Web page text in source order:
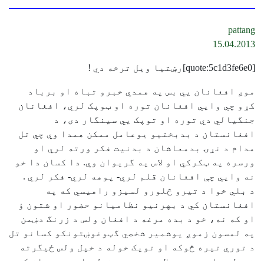
pattang
15.04.2013
[quote:5c1d3fe6e0]رښتيا ويل ترخه دي !
موږ افغانان يي بس په همدي خبرو تباه او برباد
کړو چي وایي افغانان توره او ټوپک لري، افغانان
جنگیالي دي توره او توپک يي سینگار دی، د
افغانستان د بدبختيو يوعامل ممکن همدا وي چي تل
مدام د نړۍ بدمعاشان د بدنيت فکر ورته لري او
ورسره په ټکرکي او لاس په گريوان وي. دا کسان دا خو
نه وایي چې افغانان قلم لري- پوهه لري- فکر لري .
د بلي خوا د تيرو څلورو لسيزو راهيسي که په
افغانستان کي د بهرنيو نظاميانو حضور او شتون ؤ
او که نه، خو د بده مرغه د افغان ولس د زرنگ دښمن
په لمسون زموږ يوشمير شخصي گټوغوښتونکو کسانو تل
د توري تيره څوکه او توپک خوله د خپل ولس ځيگرته